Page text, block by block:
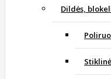
Dildės,